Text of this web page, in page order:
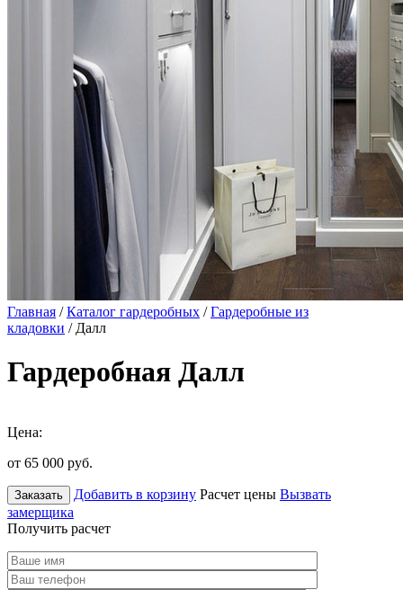
Главная /Каталог гардеробных /Гардеробные из
кладовки / Далл
Гардеробная Далл
Цена:
от 65 000 руб.
Заказать Добавить в корзину Расчет цены Вызвать
замерщика
Получить расчет